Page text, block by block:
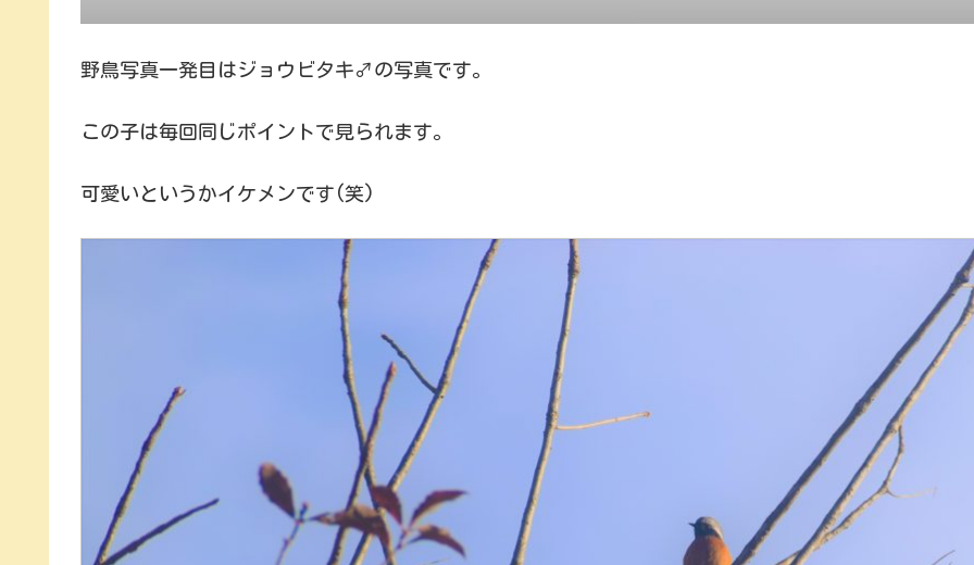
野鳥写真一発目はジョウビタキ♂の写真です。
この子は毎回同じポイントで見られます。
可愛いというかイケメンです(笑)